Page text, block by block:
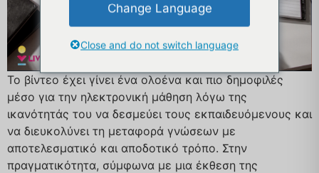
Το βίντεο έχει γίνει ένα ολοένα και πιο δημοφιλές
μέσο για την ηλεκτρονική μάθηση λόγω της
ικανότητάς του να δεσμεύει τους εκπαιδευόμενους και
να διευκολύνει τη μεταφορά γνώσεων με
αποτελεσματικό και αποδοτικό τρόπο. Στην
πραγματικότητα, σύμφωνα με μια έκθεση της
Change Language
Close and do not switch language